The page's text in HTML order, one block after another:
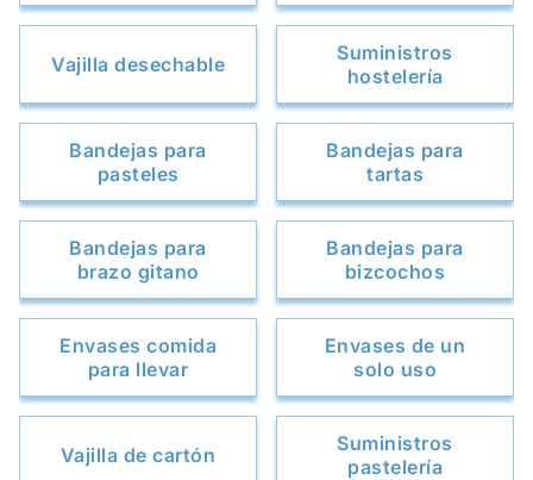
Vajilla desechable
Suministros
hostelería
Bandejas para
pasteles
Bandejas para
tartas
Bandejas para
brazo gitano
Bandejas para
bizcochos
Envases comida
para llevar
Envases de un
solo uso
Vajilla de cartón
Suministros
pastelería